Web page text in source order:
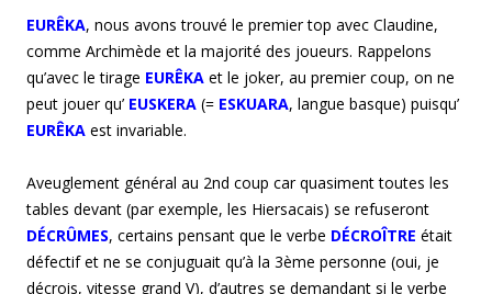
EURÊKA, nous avons trouvé le premier top avec Claudine,
comme Archimède et la majorité des joueurs. Rappelons
qu’avec le tirage EURÊKA et le joker, au premier coup, on ne
peut jouer qu’ EUSKERA (= ESKUARA, langue basque) puisqu’
EURÊKA est invariable.
Aveuglement général au 2nd coup car quasiment toutes les
tables devant (par exemple, les Hiersacais) se refuseront
DÉCRÛMES, certains pensant que le verbe DÉCROÎTRE était
défectif et ne se conjuguait qu’à la 3ème personne (oui, je
décrois, vitesse grand V), d’autres se demandant si le verbe